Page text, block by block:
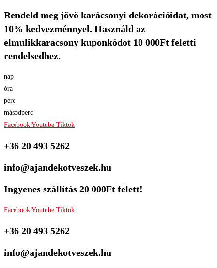
Skip
to
content
Rendeld meg jövő karácsonyi dekorációidat, most
10% kedvezménnyel. Használd az
elmulikkaracsony kuponkódot 10 000Ft feletti
rendelsedhez.
nap
óra
perc
másodperc
Facebook Youtube Tiktok
+36 20 493 5262
info@ajandekotveszek.hu
Ingyenes szállítás 20 000Ft felett!
Facebook Youtube Tiktok
+36 20 493 5262
info@ajandekotveszek.hu